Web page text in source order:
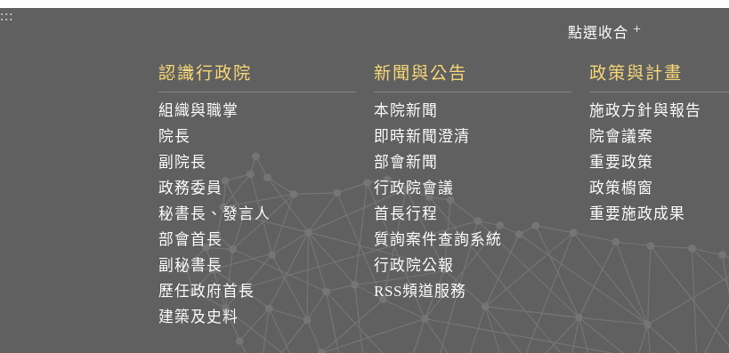
:::
認識行政院
組織與職掌
院長
副院長
政務委員
秘書長、發言人
部會首長
副秘書長
歷任政府首長
建築及史料
新聞與公告
本院新聞
即時新聞澄清
部會新聞
行政院會議
首長行程
質詢案件查詢系統
行政院公報
RSS頻道服務
政策與計畫
施政方針與報告
院會議案
重要政策
政策櫥窗
重要施政成果